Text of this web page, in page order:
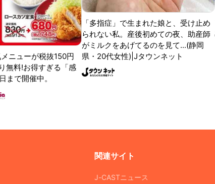
メニューが税抜150円
無料!お得すぎる「感
まで開催中。
「多指症」で生まれた娘と、受け止め
られない私。産後初めての夜、助産師
がミルクをあげてるのを見て...(静岡
県・20代女性)|Jタウンネット
関連サイト
J-CASTニュース